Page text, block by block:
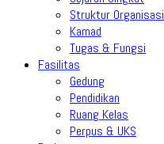
Struktur Organisasi
Kamad
Tugas & Fungsi
Fasilitas
Gedung
Pendidikan
Ruang Kelas
Perpus & UKS